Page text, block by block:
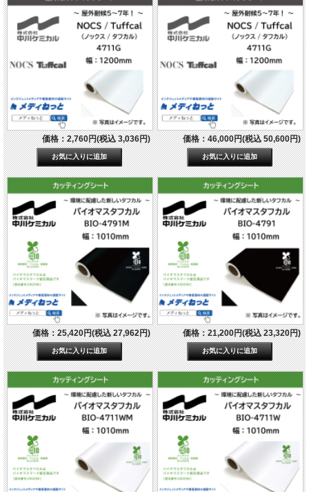
価格：2,760円(税込 3,036円) 価格：46,000円(税込 50,600円)
価格：25,420円(税込 27,962円) 価格：21,200円(税込 23,320円)